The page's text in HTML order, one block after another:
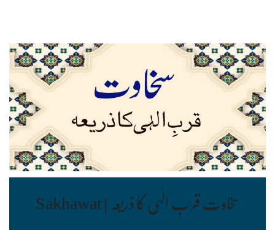
سخاوت قربِ الٰہی کا ذریعہ | Sakhawat